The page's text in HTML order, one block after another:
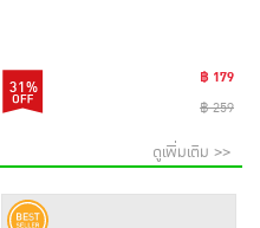
31%
฿ 179
฿ 259
ดูเพิ่มเติม >>